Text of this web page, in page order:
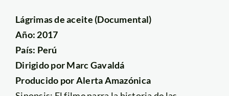
Lágrimas de aceite (Documental)
Año: 2017
País: Perú
Dirigido por Marc Gavaldá
Producido por Alerta Amazónica